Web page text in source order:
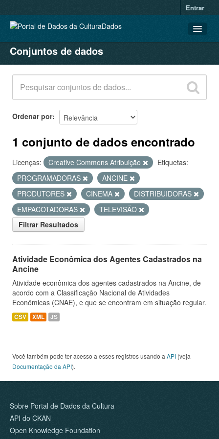
Entrar
CONJUNTOS DE DADOS
ORGANIZAÇÕES
GRUPOS
SOBRE
Conjuntos de dados
Ordenar por
1 conjunto de dados encontrado
Licenças: Creative Commons Atribuição
Etiquetas:
PROGRAMADORAS
ANCINE
PRODUTORES
CINEMA
DISTRIBUIDORAS
EMPACOTADORAS
TELEVISÃO
Filtrar Resultados
Atividade Econômica dos Agentes Cadastrados na
Ancine
Atividade econômica dos agentes cadastrados na Ancine, de
acordo com a Classificação Nacional de Atividades
Econômicas (CNAE), e que se encontram em situação regular.
CSV XML JS
Você também pode ter acesso a esses registros usando a API (veja
Documentação da API).
Sobre Portal de Dados da Cultura
API do CKAN
Open Knowledge Foundation